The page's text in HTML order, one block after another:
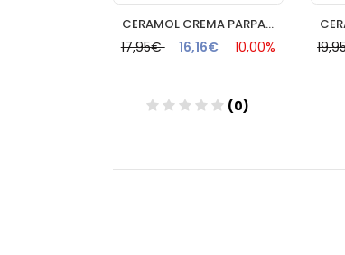
CERAMOL CREMA PARPADOS 10ML FARMACIA NAVAS
17,95€ 16,16€ 10,00%
(0)